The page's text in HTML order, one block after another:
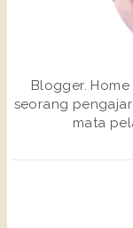
Blogger.
seorang
mata